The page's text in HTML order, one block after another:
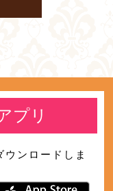
プリ
ウンロードしま